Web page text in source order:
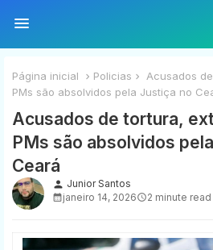
Página inicial Policias
Acusados
PMs são absolvidos pela Justiça no
Acusados de tortura,
PMs são absolvidos
Ceará
person Junior Santos
janeiro 14, 2026
2 minute read